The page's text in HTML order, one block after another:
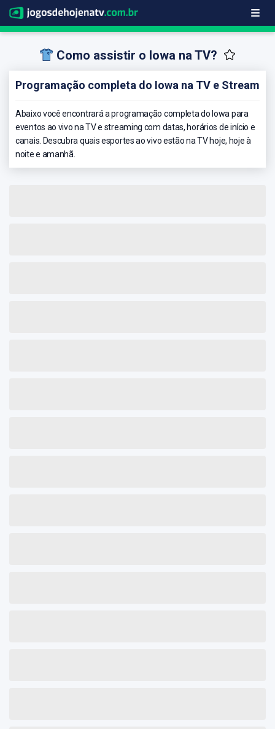
Como assistir o Iowa na TV?
Programação completa do Iowa na TV e Stream
Abaixo você encontrará a programação completa do Iowa para
eventos ao vivo na TV e streaming com datas, horários de início e
canais. Descubra quais esportes ao vivo estão na TV hoje, hoje à
noite e amanhã.